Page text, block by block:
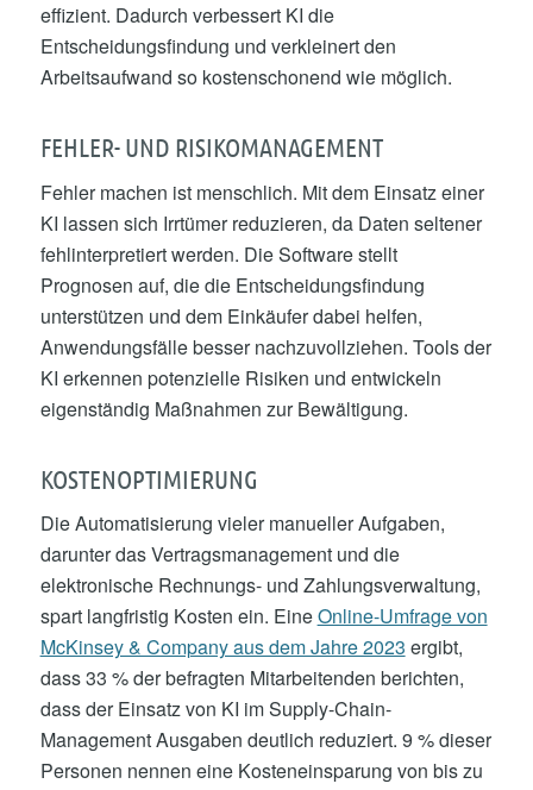
effizient. Dadurch verbessert KI die
Entscheidungsfindung und verkleinert den
Arbeitsaufwand so kostenschonend wie möglich.
FEHLER- UND RISIKOMANAGEMENT
Fehler machen ist menschlich. Mit dem Einsatz einer
KI lassen sich Irrtümer reduzieren, da Daten seltener
fehlinterpretiert werden. Die Software stellt
Prognosen auf, die die Entscheidungsfindung
unterstützen und dem Einkäufer dabei helfen,
Anwendungsfälle besser nachzuvollziehen. Tools der
KI erkennen potenzielle Risiken und entwickeln
eigenständig Maßnahmen zur Bewältigung.
KOSTENOPTIMIERUNG
Die Automatisierung vieler manueller Aufgaben,
darunter das Vertragsmanagement und die
elektronische Rechnungs- und Zahlungsverwaltung,
spart langfristig Kosten ein. EineOnline-Umfrage von
McKinsey & Company aus dem Jahre 2023 ergibt,
dass 33 % der befragten Mitarbeitenden berichten,
dass der Einsatz von KI im Supply-Chain-
Management Ausgaben deutlich reduziert. 9 % dieser
Personen nennen eine Kosteneinsparung von bis zu